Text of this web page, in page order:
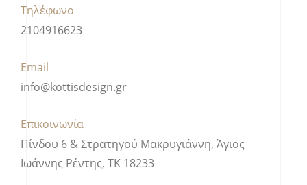
Τηλέφωνο
2104916623
Email
info@kottisdesign.gr
Επικοινωνία
Πίνδου 6 & Στρατηγού Μακρυγιάννη, Άγιος
Ιωάννης Ρέντης, ΤΚ 18233